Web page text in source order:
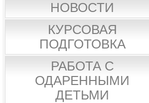
НОВОСТИ
КУРСОВАЯ
ПОДГОТОВКА
РАБОТА С
ОДАРЕННЫМИ
ДЕТЬМИ